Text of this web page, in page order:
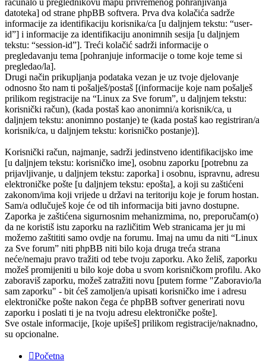
računalo u preglednikovu mapu privremenog pohranjivanja
datoteka] od strane phpBB softvera. Prva dva kolačića sadrže
informacije za identifikaciju korisnika/ca [u daljnjem tekstu: “user-
id”] i informacije za identifikaciju anonimnih sesija [u daljnjem
tekstu: “session-id”]. Treći kolačić sadrži informacije o
pregledavanju tema [pohranjuje informacije o tome koje teme si
pregledao/la].
Drugi način prikupljanja podataka vezan je uz tvoje djelovanje
odnosno što nam ti pošalješ/postaš [(informacije koje nam pošalješ
prilikom registracije na “Linux za Sve forum”, u daljnjem tekstu:
korisnički račun), (kada postaš kao anonimni/a korisnik/ca, u
daljnjem tekstu: anonimno postanje) te (kada postaš kao registriran/a
korisnik/ca, u daljnjem tekstu: korisničko postanje)].
Korisnički račun, najmanje, sadrži jedinstveno identifikacijsko ime
[u daljnjem tekstu: korisničko ime], osobnu zaporku [potrebnu za
prijavljivanje, u daljnjem tekstu: zaporka] i osobnu, ispravnu, adresu
elektroničke pošte [u daljnjem tekstu: epošta], a koji su zaštićeni
zakonom/ima koji vrijede u državi na teritoriju koje je forum hostan.
Sam/a odlučuješ koje će od tih informacija biti javno dostupne.
Zaporka je zaštićena sigurnosnim mehanizmima, no, preporučam(o)
da ne koristiš istu zaporku na različitim Web stranicama jer ju mi
možemo zaštititi samo ovdje na forumu. Imaj na umu da niti “Linux
za Sve forum” niti phpBB niti bilo koja druga treća strana
neće/nemaju pravo tražiti od tebe tvoju zaporku. Ako želiš, zaporku
možeš promijeniti u bilo koje doba u svom korisničkom profilu. Ako
zaboraviš zaporku, možeš zatražiti novu [putem forme "Zaboravio/la
sam zaporku" - bit ćeš zamoljen/a upisati korisničko ime i adresu
elektroničke pošte nakon čega će phpBB softver generirati novu
zaporku i poslati ti je na tvoju adresu elektroničke pošte].
Sve ostale informacije, [koje upišeš] prilikom registracije/naknadno,
su opcionalne.
Početna